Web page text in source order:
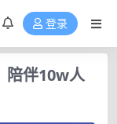
登录
陪伴10w人